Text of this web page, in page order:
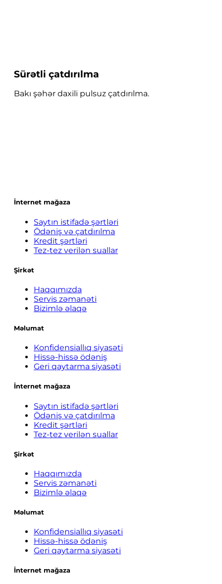
Sürətli çatdırılma
Bakı şəhər daxili pulsuz çatdırılma.
İnternet mağaza
Saytın istifadə şərtləri
Ödəniş və çatdırılma
Kredit şərtləri
Tez-tez verilən suallar
Şirkət
Haqqımızda
Servis zəmanəti
Bizimlə əlaqə
Məlumat
Konfidensiallıq siyasəti
Hissə-hissə ödəniş
Geri qaytarma siyasəti
İnternet mağaza
Saytın istifadə şərtləri
Ödəniş və çatdırılma
Kredit şərtləri
Tez-tez verilən suallar
Şirkət
Haqqımızda
Servis zəmanəti
Bizimlə əlaqə
Məlumat
Konfidensiallıq siyasəti
Hissə-hissə ödəniş
Geri qaytarma siyasəti
İnternet mağaza